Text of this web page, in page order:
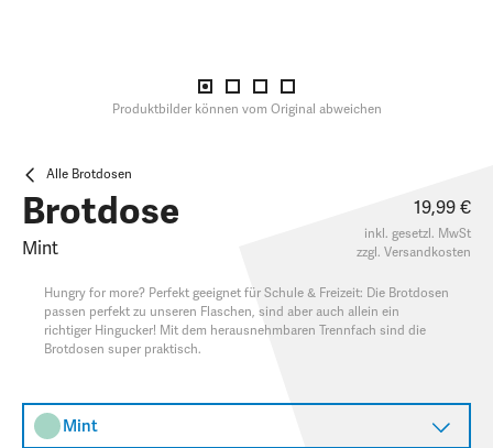
Produktbilder können vom Original abweichen
Alle Brotdosen
Brotdose
Mint
19,99 €
inkl. gesetzl. MwSt
zzgl. Versandkosten
Hungry for more? Perfekt geeignet für Schule & Freizeit: Die Brotdosen
passen perfekt zu unseren Flaschen, sind aber auch allein ein
richtiger Hingucker! Mit dem herausnehmbaren Trennfach sind die
Brotdosen super praktisch.
Mint